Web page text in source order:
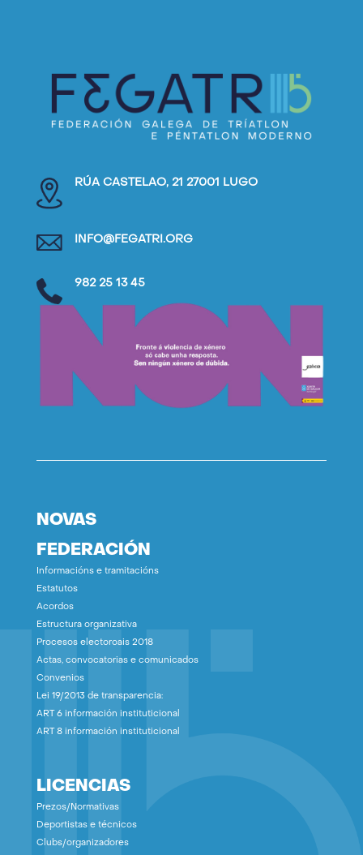
RÚA CASTELAO, 21 27001 LUGO
INFO@FEGATRI.ORG
982 25 13 45
NOVAS
FEDERACIÓN
Informacións e tramitacións
Estatutos
Acordos
Estructura organizativa
Procesos electoroais 2018
Actas, convocatorias e comunicados
Convenios
Lei 19/2013 de transparencia:
ART 6 información instituticional
ART 8 información instituticional
LICENCIAS
Prezos/Normativas
Deportistas e técnicos
Clubs/organizadores